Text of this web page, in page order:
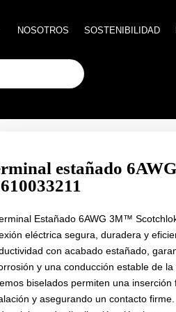
NOSOTROS SOSTENIBILIDAD
NOSOTROS SOSTENIBILIDAD
estañado
Estañado 6AWG 3M™
eléctrica segura, duradera y
con acabado estañado,
y una conducción estable de
biselados permiten una inserción
y asegurando un contacto